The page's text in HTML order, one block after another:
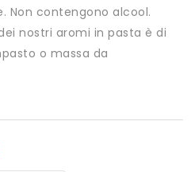
Non contengono alcool.
nostri aromi in pasta è di
o massa da